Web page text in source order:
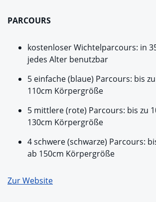
PARCOURS
kostenloser Wichtelparcours: in
jedes Alter benutzbar
5 einfache (blaue) Parcours: bis
110cm Körpergröße
5 mittlere (rote) Parcours: bis zu
130cm Körpergröße
4 schwere (schwarze) Parcours:
ab 150cm Körpergröße
Zur Website